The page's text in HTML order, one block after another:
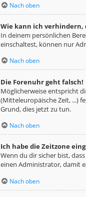
Nach oben
Wie kann ich verhindern,
In deinem persönlichen
einschaltest, können nur
Nach oben
Die Forenuhr geht falsch!
Möglicherweise entspricht
(Mitteleuropäische Zeit, ...)
Grund, dies jetzt zu tun.
Nach oben
Ich habe die Zeitzone
Wenn du dir sicher bist,
einen Administrator, damit
Nach oben